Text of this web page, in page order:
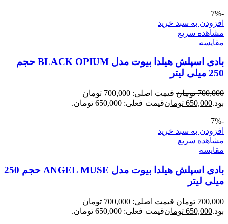
-7%
افزودن به سبد خرید
مشاهده سریع
مقایسه
بادی اسپلش هیلدا بیوت مدل BLACK OPIUM حجم
250 میلی لیتر
700,000 تومان
قیمت اصلی: 700,000 تومان
بود.650,000 تومانقیمت فعلی: 650,000 تومان.
-7%
افزودن به سبد خرید
مشاهده سریع
مقایسه
بادی اسپلش هیلدا بیوت مدل ANGEL MUSE حجم 250
میلی لیتر
700,000 تومان
قیمت اصلی: 700,000 تومان
بود.650,000 تومانقیمت فعلی: 650,000 تومان.